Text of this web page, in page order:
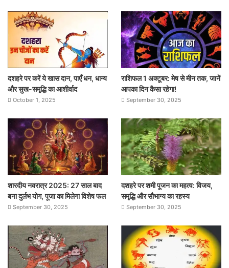
दशहरे पर करें ये खास दान, पाएँ धन, धान्य
और सुख-समृद्धि का आशीर्वाद
October 1, 2025
राशिफल 1 अक्टूबर: मेष से मीन तक, जानें
आपका दिन कैसा रहेगा!
September 30, 2025
शारदीय नवरात्र 2025: 27 साल बाद
बना दुर्लभ योग, पूजा का मिलेगा विशेष फल
September 30, 2025
दशहरे पर शमी पूजन का महत्व: विजय,
समृद्धि और सौभाग्य का रहस्य
September 30, 2025